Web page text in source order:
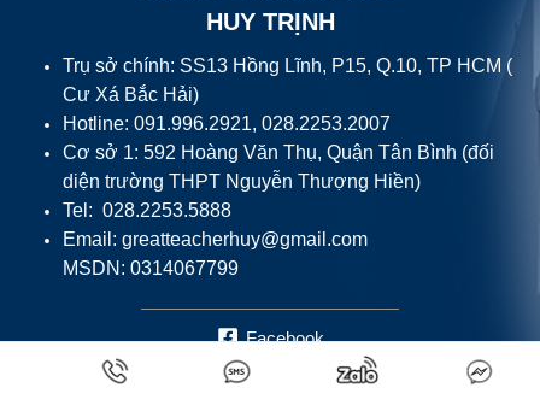
HUY TRỊNH
Trụ sở chính: SS13 Hồng Lĩnh, P15, Q.10, TP HCM (
Cư Xá Bắc Hải)
Hotline: 091.996.2921, 028.2253.2007
Cơ sở 1: 592 Hoàng Văn Thụ, Quận Tân Bình (đối
diện trường THPT Nguyễn Thượng Hiền)
Tel: 028.2253.5888
Email: greatteacherhuy@gmail.com
MSDN: 0314067799
Facebook